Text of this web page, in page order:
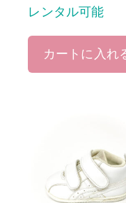
レンタル可能
カートに入れ